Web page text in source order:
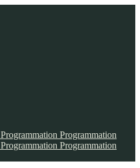
Programmation Programmation
Programmation Programmation